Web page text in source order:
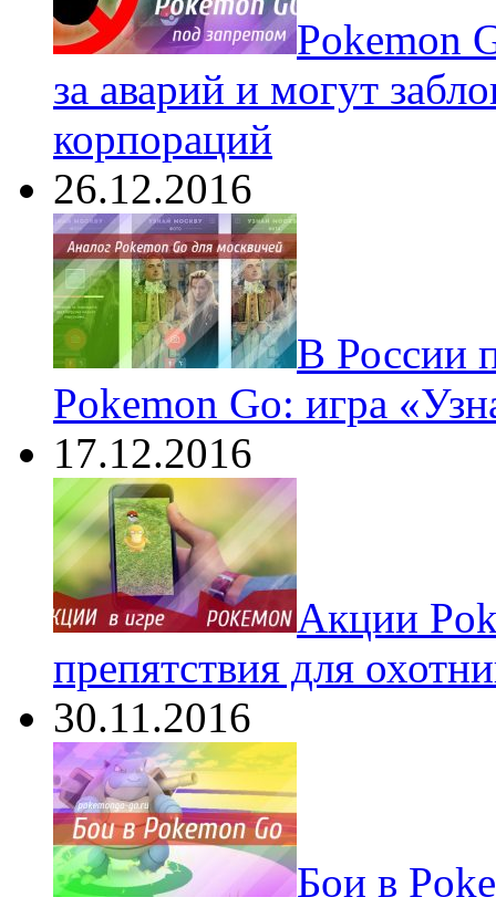
Pokеmon
за аварий и могут
корпораций
26.12.2016
В России
Pokemon Go: игра
17.12.2016
Акции
препятствия для
30.11.2016
Бои в